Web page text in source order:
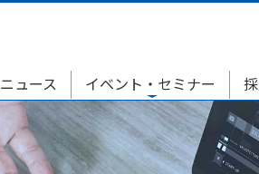
ニュース イベント・セミナー